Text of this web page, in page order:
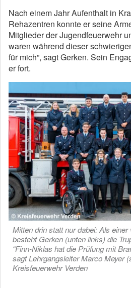
Nach einem Jahr Aufenthalt in
Rehazentren konnte er seine
Mitglieder der Jugendfeuerwehr
waren während dieser
für mich”, sagt Gerken. Sein
er fort.
Mitten drin statt nur dabei: Als
besteht Gerken (unten links) die
“Finn-Niklas hat die Prüfung mit
sagt Lehrgangsleiter Marco Meyer
Kreisfeuerwehr Verden